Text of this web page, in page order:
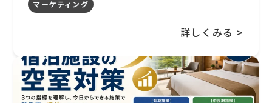
マーケティング
詳しくみる >